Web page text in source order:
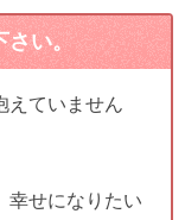
い。
えていません
幸せになりたい